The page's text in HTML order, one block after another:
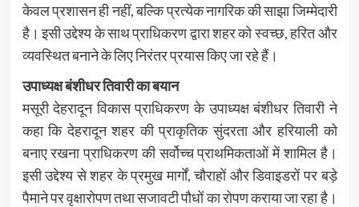
केवल प्रशासन ही नहीं, बल्कि प्रत्येक नागरिक की साझा जिम्मेदारी
है। इसी उद्देश्य के साथ प्राधिकरण द्वारा शहर को स्वच्छ, हरित और
व्यवस्थित बनाने के लिए निरंतर प्रयास किए जा रहे हैं।
उपाध्यक्ष बंशीधर तिवारी का बयान
मसूरी देहरादून विकास प्राधिकरण के उपाध्यक्ष बंशीधर तिवारी ने
कहा कि देहरादून शहर की प्राकृतिक सुंदरता और हरियाली को
बनाए रखना प्राधिकरण की सर्वोच्च प्राथमिकताओं में शामिल है।
इसी उद्देश्य से शहर के प्रमुख मार्गों, चौराहों और डिवाइडरों पर बड़े
पैमाने पर वृक्षारोपण तथा सजावटी पौधों का रोपण कराया जा रहा है।